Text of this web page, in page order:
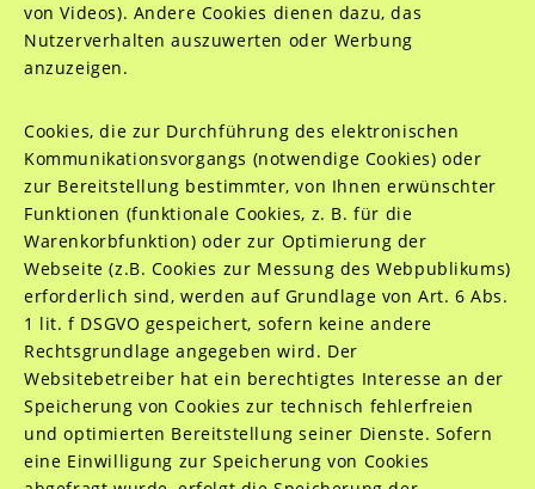
von Videos). Andere Cookies dienen dazu, das
Nutzerverhalten auszuwerten oder Werbung
anzuzeigen.
Cookies, die zur Durchführung des elektronischen
Kommunikationsvorgangs (notwendige Cookies) oder
zur Bereitstellung bestimmter, von Ihnen erwünschter
Funktionen (funktionale Cookies, z. B. für die
Warenkorbfunktion) oder zur Optimierung der
Webseite (z.B. Cookies zur Messung des Webpublikums)
erforderlich sind, werden auf Grundlage von Art. 6 Abs.
1 lit. f DSGVO gespeichert, sofern keine andere
Rechtsgrundlage angegeben wird. Der
Websitebetreiber hat ein berechtigtes Interesse an der
Speicherung von Cookies zur technisch fehlerfreien
und optimierten Bereitstellung seiner Dienste. Sofern
eine Einwilligung zur Speicherung von Cookies